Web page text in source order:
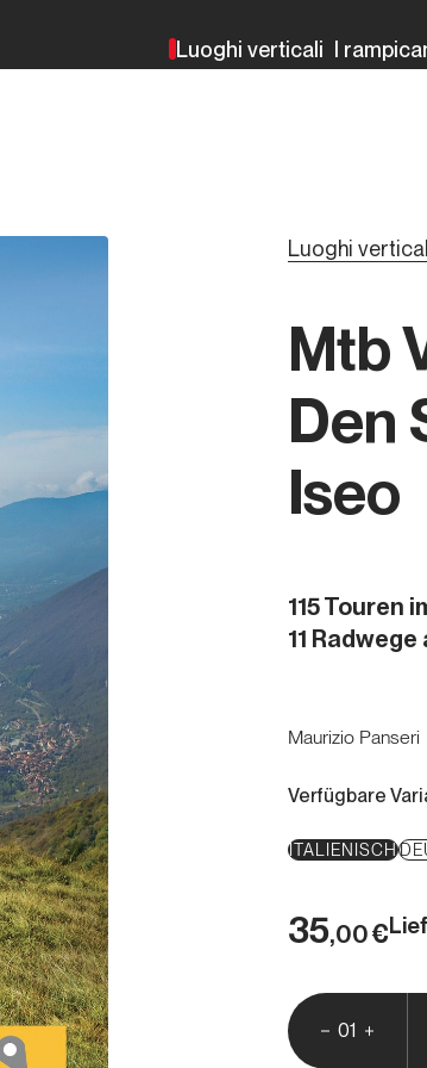
Luoghi verticali I
Luoghi
Mtb
Den
Iseo
115 Touren
11
Maurizio Panseri
Verfügbare
ITALIENISCH
35,00€
01